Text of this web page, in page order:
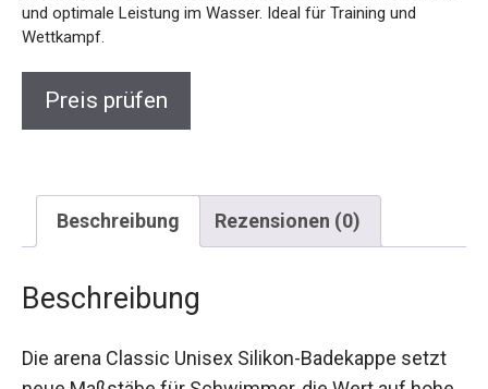
Training und Wettkampf.
Beschreibung Rezensionen (0)
Beschreibung
neue Maßstäbe für Schwimmer, die Wert auf